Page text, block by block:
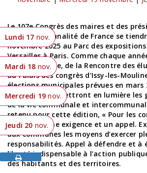
Lundi 17 nov.
Mardi 18 nov.
Mercredi 19 nov.
Jeudi 20 nov.
Le 107e Congrès des maires et des
d’intercommunalité de France se
novembre 2025 au Parc des
Versailles à Paris. Comme chaque
le 17 novembre, de la Rencontre des
au Palais des congrès d’Issy-les-
élections municipales prévues en mars
de ce congrès mettront en lumière les
de la vie communale et
retenu pour cette édition, « Pour les
», exprime une exigence et un appel.
aux communes les moyens d’exercer
responsabilités. Appel à défendre et à
liberté indispensable à l’action
des habitants et des territoires.